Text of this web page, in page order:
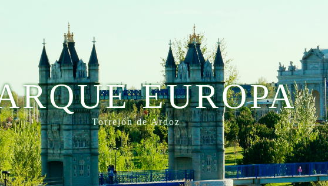
EUROPA
Torrejón de Ardoz